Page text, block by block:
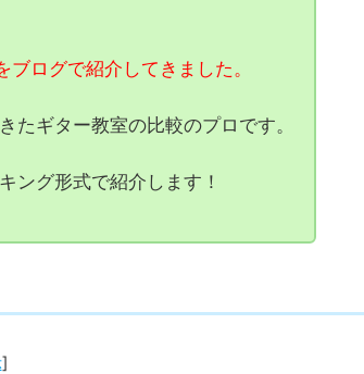
ログで紹介してきました。
たギター教室の比較のプロです。
ング形式で紹介します！
]